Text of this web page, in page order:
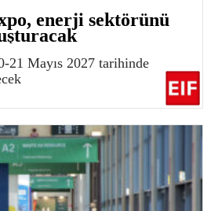
enerji sektörünü
21 Mayıs 2027 tarihinde